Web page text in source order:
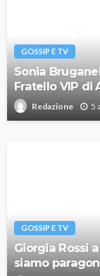
GOSSIP E TV
Sonia
Fratello VIP di
Redazione 5
GOSSIP E TV
Giorgia Rossi
siamo